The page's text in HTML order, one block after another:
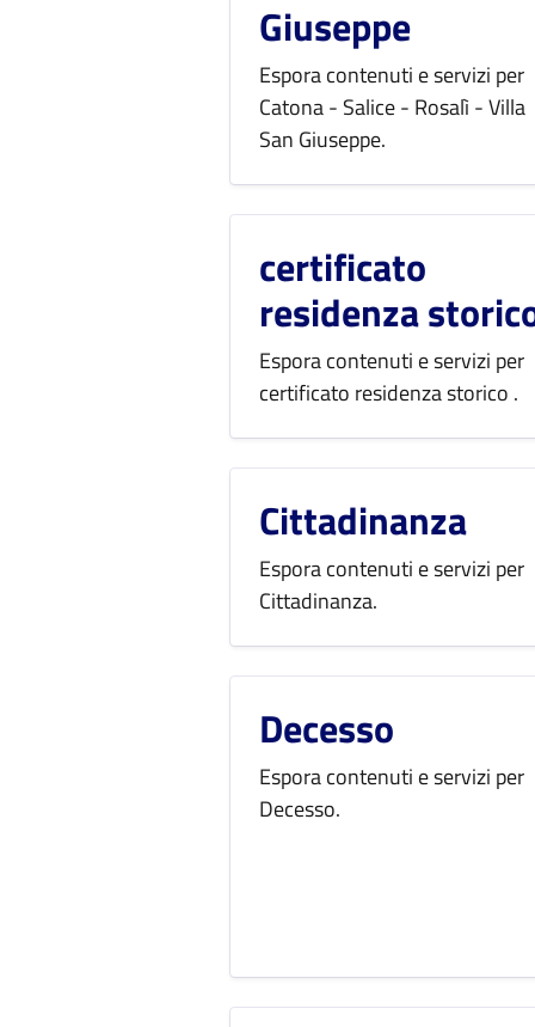
Giuseppe
Espora contenuti e servizi per
Catona - Salice - Rosalì - Villa
San Giuseppe.
certificato
residenza
Espora contenuti e servizi per
certificato residenza storico .
Cittadinanza
Espora contenuti e servizi per
Cittadinanza.
Decesso
Espora contenuti e servizi per
Decesso.